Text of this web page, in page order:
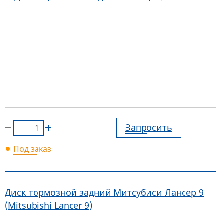
Запросить
Под заказ
Диск тормозной задний Митсубиси Лансер 9
(Mitsubishi Lancer 9)